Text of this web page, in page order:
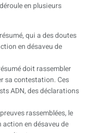
en plusieurs
qui a des doutes
en désaveu de
doit rassembler
sa contestation. Ces
ADN, des déclarations
rassemblées, le
action en désaveu de